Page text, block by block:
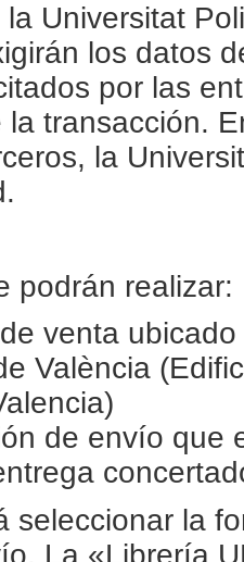
Universitat
los datos
por las
la transacción.
la
podrán realizar:
venta
València
de envío que
seleccionar la
La «Librería